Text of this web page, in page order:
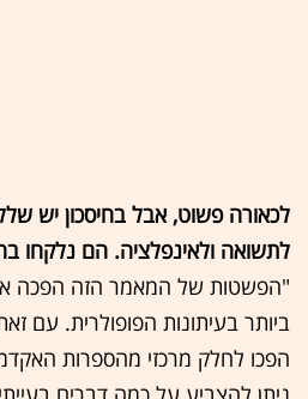
לכאורה פשוט, אבל בחיסכון יש
לתשואה ולאינפלציה. הם נלקחו
"הפשטות של המאמר הזה הפכה
ביותר בעיתונות הפופולרית. עם
הפכו לחלק מרכזי מהספרות